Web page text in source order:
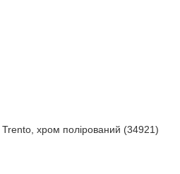
хром полірований (34921)